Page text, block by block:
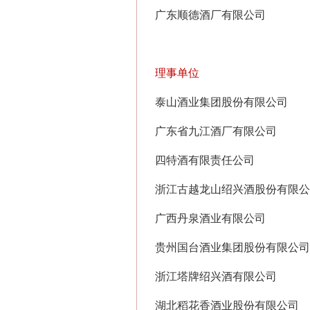
广东顺德酒厂有限公司
理事单位
泰山酒业集团股份有限公司
广东省九江酒厂有限公司
四特酒有限责任公司
浙江古越龙山绍兴酒股份有限
广西丹泉酒业有限公司
贵州国台酒业集团股份有限公司
浙江塔牌绍兴酒有限公司
湖北稻花香酒业股份有限公司